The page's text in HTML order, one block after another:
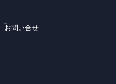
お問い合せ